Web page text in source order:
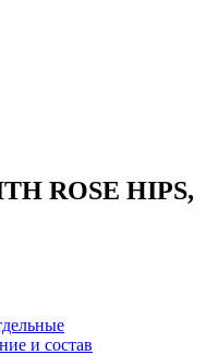
ROSE HIPS,
и состав